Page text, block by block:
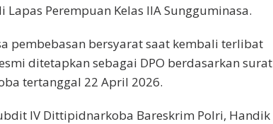
Perempuan Kelas IIA Sungguminasa.
pembebasan bersyarat saat kembali terlibat
ditetapkan sebagai DPO berdasarkan surat
tertanggal 22 April 2026.
IV Dittipidnarkoba Bareskrim Polri, Handik